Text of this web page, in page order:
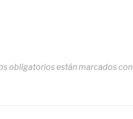
obligatorios están marcados con